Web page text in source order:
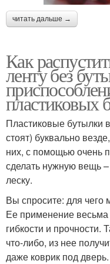
читать дальше →
Как
ленту без
пластиковых
Пластиковые бутылки
стоят) буквально
них, с помощью очень
сделать нужную вещь
леску.
Вы спросите: для чего
Ее применение весьма
гибкости и прочности.
что-либо, из нее
даже коврик под дверь.